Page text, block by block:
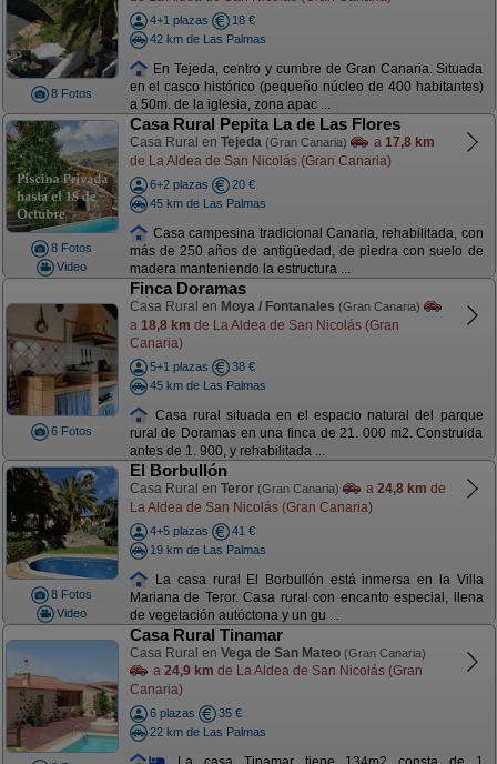
8 Fotos
4+1 plazas
18 €
42 km de Las Palmas
En Tejeda, centro y cumbre de Gran Canaria. Situada
en el casco histórico (pequeño núcleo de 400 habitantes)
a 50m. de la iglesia, zona apac ...
8 Fotos
Video
Casa Rural Pepita La de Las Flores
Casa Rural en Tejeda (Gran Canaria) a 17,8 km
de La Aldea de San Nicolás (Gran Canaria)
6+2 plazas
20 €
45 km de Las Palmas
Casa campesina tradicional Canaria, rehabilitada, con
más de 250 años de antigüedad, de piedra con suelo de
madera manteniendo la estructura ...
6 Fotos
Finca Doramas
Casa Rural en Moya / Fontanales (Gran Canaria)
a 18,8 km de La Aldea de San Nicolás (Gran
Canaria)
5+1 plazas
38 €
45 km de Las Palmas
Casa rural situada en el espacio natural del parque
rural de Doramas en una finca de 21. 000 m2. Construida
antes de 1. 900, y rehabilitada ...
8 Fotos
Video
El Borbullón
Casa Rural en Teror (Gran Canaria) a 24,8 km de
La Aldea de San Nicolás (Gran Canaria)
4+5 plazas
41 €
19 km de Las Palmas
La casa rural El Borbullón está inmersa en la Villa
Mariana de Teror. Casa rural con encanto especial, llena
de vegetación autóctona y un gu ...
Casa Rural Tinamar
Casa Rural en Vega de San Mateo (Gran Canaria)
a 24,9 km de La Aldea de San Nicolás (Gran
Canaria)
6 plazas
35 €
22 km de Las Palmas